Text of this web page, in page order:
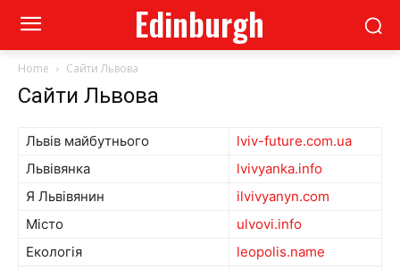
Edinburgh
Home Сайти Львова
Сайти Львова
Львів майбутнього
lviv-future.com.ua
Львівянка
lvivyanka.info
Я Львівянин
ilvivyanyn.com
Місто
ulvovi.info
Екологія
leopolis.name